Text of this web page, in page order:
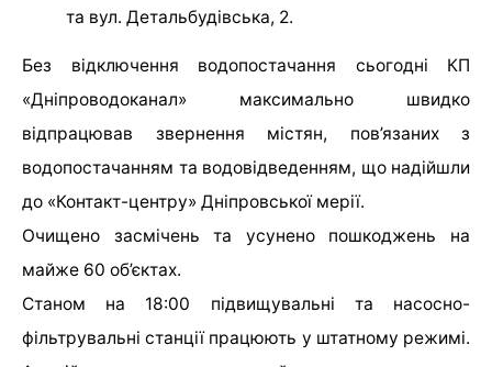
та вул. Детальбудівська, 2.
Без відключення водопостачання сьогодні КП
«Дніпроводоканал» максимально швидко
відпрацював звернення містян, пов’язаних з
водопостачанням та водовідведенням, що надійшли
до «Контакт-центру» Дніпровської мерії.
Очищено засмічень та усунено пошкоджень на
майже 60 об’єктах.
Станом на 18:00 підвищувальні та насосно-
фільтрувальні станції працюють у штатному режимі.